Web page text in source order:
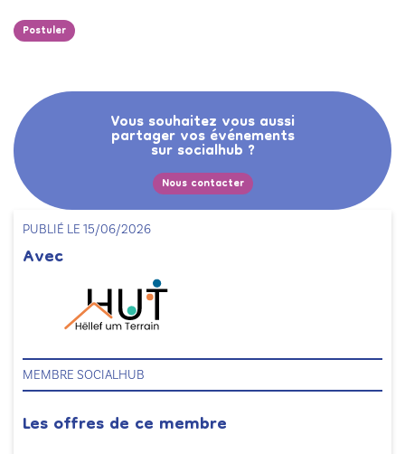
PUBLIÉ LE 15/06/2026
Avec
MEMBRE SOCIALHUB
Les offres de ce membre
Postuler
Vous souhaitez vous aussi
partager vos événements
sur socialhub ?
Nous contacter